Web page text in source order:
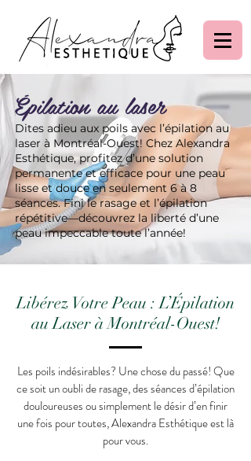
Épilation au laser
Dites adieu aux poils avec l’épilation au
laser à Montréal-Ouest! Chez Alexandra
Esthétique, profitez d’une solution
permanente et efficace pour une peau
lisse et douce en seulement 6 à 8
séances. Fini le rasage et l’épilation
répétitive—découvrez la liberté d’une
peau impeccable toute l’année!
Libérez Votre Peau : L’Épilation
au Laser à Montréal-Ouest!
Les poils indésirables? Une chose du passé! Que
ce soit un oubli de rasage, des séances d’épilation
douloureuses ou simplement le désir d’en finir
une fois pour toutes, Alexandra Esthétique est là
pour vous.